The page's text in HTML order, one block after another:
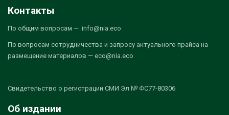
Контакты
По общим вопросам — info@nia.eco
По вопросам сотрудничества и запросу актуального прайса на
размещение материалов — eco@nia.eco
Свидетельство о регистрации СМИ Эл № ФС77-80306
Об издании